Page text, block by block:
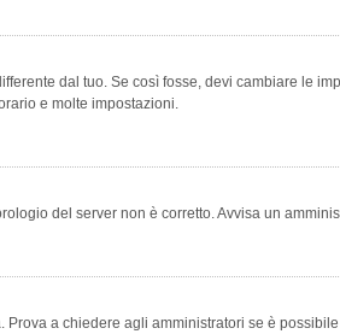
dal tuo. Se così fosse, devi cambiare le
e molte impostazioni.
del server non è corretto. Avvisa un
a chiedere agli amministratori se è